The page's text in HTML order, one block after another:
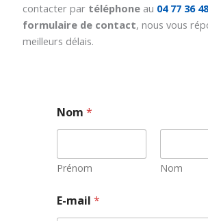
contacter par téléphoneau 04 77 36
formulaire de contact, nous vous
meilleurs délais.
Nom*
Prénom Nom
o
m
E-mail*